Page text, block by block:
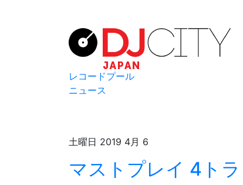
レコードプール
ニュース
土曜日 2019 4月 6
マストプレイ 4ト